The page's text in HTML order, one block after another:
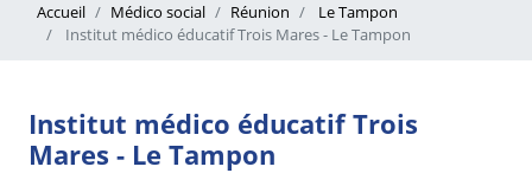
Accueil Médico social Réunion
Le Tampon
Institut médico éducatif Trois Mares - Le Tampon
Institut médico éducatif Trois
Mares - Le Tampon